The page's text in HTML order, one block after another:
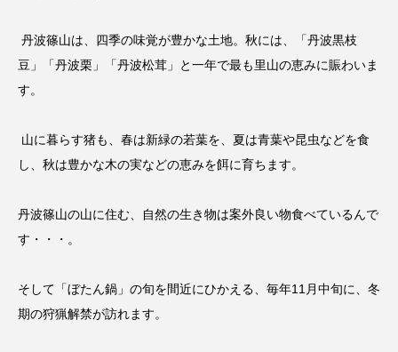
丹波篠山は、四季の味覚が豊かな土地。秋には、「丹波黒枝
豆」「丹波栗」「丹波松茸」と一年で最も里山の恵みに賑わいま
す。
山に暮らす猪も、春は新緑の若葉を、夏は青葉や昆虫などを食
し、秋は豊かな木の実などの恵みを餌に育ちます。
丹波篠山の山に住む、自然の生き物は案外良い物食べているんで
す・・・。
そして「ぼたん鍋」の旬を間近にひかえる、毎年11月中旬に、冬
期の狩猟解禁が訪れます。